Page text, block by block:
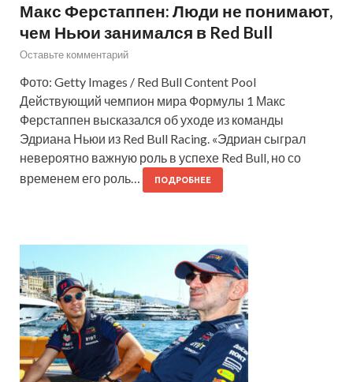
Макс Ферстаппен: Люди не понимают,
чем Ньюи занимался в Red Bull
Оставьте комментарий
Фото: Getty Images / Red Bull Content Pool
Действующий чемпион мира Формулы 1 Макс
Ферстаппен высказался об уходе из команды
Эдриана Ньюи из Red Bull Racing. «Эдриан сыграл
невероятно важную роль в успехе Red Bull, но со
временем его роль…
ПОДРОБНЕЕ